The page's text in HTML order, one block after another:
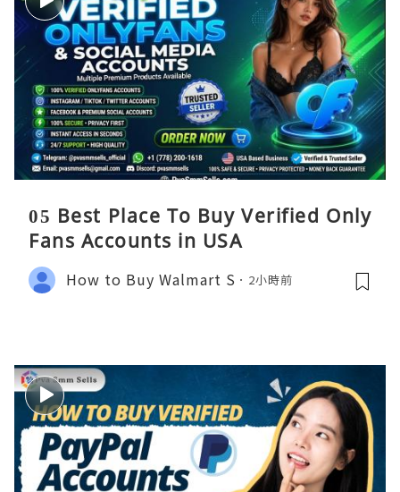
05 Best Place To Buy Verified Only
Fans Accounts in USA
How to Buy Walmart S 2小時前